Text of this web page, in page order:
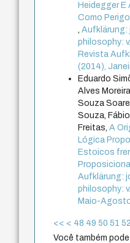
Heidegger E
Como
,Aufklärung:
philosophy:
Revista
(2014),
Eduardo
Alves
Souza
Souza,
Freitas,A
Lógica
Estoicos
Aufklärung:
philosophy:
Maio-
<< < 48 49 50 51 52
Você também